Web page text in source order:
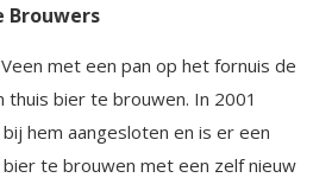
Brouwers
met een pan op het fornuis de
bier te brouwen. In 2001
hem aangesloten en is er een
te brouwen met een zelf nieuw